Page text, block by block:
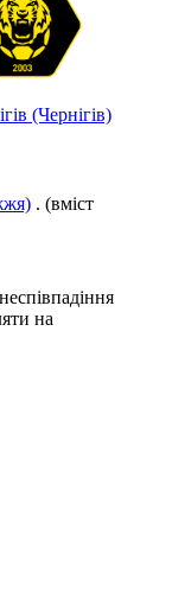
(Чернігів)
. (вміст
на